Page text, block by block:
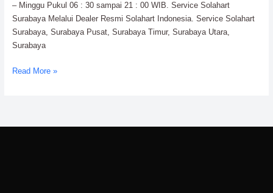
– Minggu Pukul 06 : 30 sampai 21 : 00 WIB. Service Solahart
Surabaya Melalui Dealer Resmi Solahart Indonesia. Service Solahart
Surabaya, Surabaya Pusat, Surabaya Timur, Surabaya Utara,
Surabaya
Read More »